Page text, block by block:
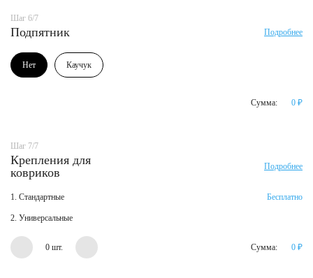
Шаг 6/7
Подпятник Подробнее
Нет Каучук
Сумма: 0 ₽
Шаг 7/7
Крепления для
ковриков
Подробнее
1. Стандартные Бесплатно
2. Универсальные
0 шт. Сумма: 0 ₽